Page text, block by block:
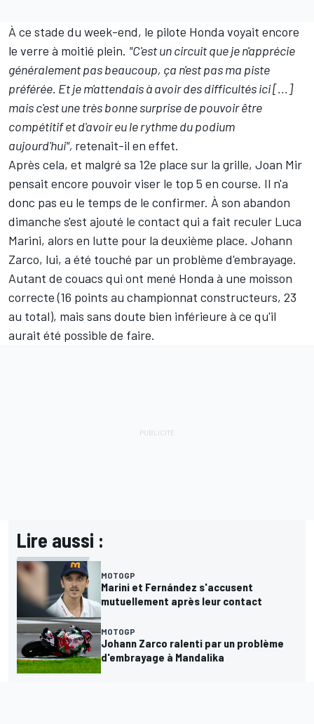
À ce stade du week-end, le pilote Honda voyait encore
le verre à moitié plein. "C'est un circuit que je n'apprécie
généralement pas beaucoup, ça n'est pas ma piste
préférée. Et je m'attendais à avoir des difficultés ici [...]
mais c'est une très bonne surprise de pouvoir être
compétitif et d'avoir eu le rythme du podium
aujourd'hui", retenait-il en effet.
Après cela, et malgré sa 12e place sur la grille, Joan Mir
pensait encore pouvoir viser le top 5 en course. Il n'a
donc pas eu le temps de le confirmer. À son abandon
dimanche s'est ajouté le contact qui a fait reculer Luca
Marini, alors en lutte pour la deuxième place. Johann
Zarco, lui, a été touché par un problème d'embrayage.
Autant de couacs qui ont mené Honda à une moisson
correcte (16 points au championnat constructeurs, 23
au total), mais sans doute bien inférieure à ce qu'il
aurait été possible de faire.
Lire aussi :
MOTOGP
Marini et Fernández s'accusent
mutuellement après leur contact
MOTOGP
Johann Zarco ralenti par un problème
d'embrayage à Mandalika